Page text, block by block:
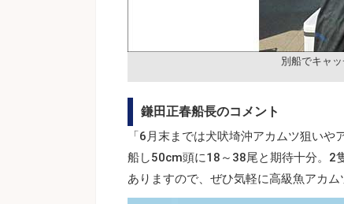
別船でキャッ
鎌田正春船長のコメント
「6月末までは犬吠埼沖アカムツ狙い
船し50cm頭に18～38尾と期待十分。2
ありますので、ぜひ気軽に高級魚アカ